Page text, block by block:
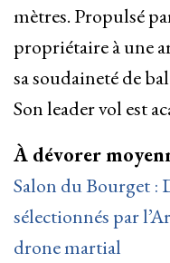
mètres. Propulsé
propriétaire à une
sa soudaineté de
Son leader vol est
À dévorer
Salon du Bourget :
sélectionnés par
drone martial